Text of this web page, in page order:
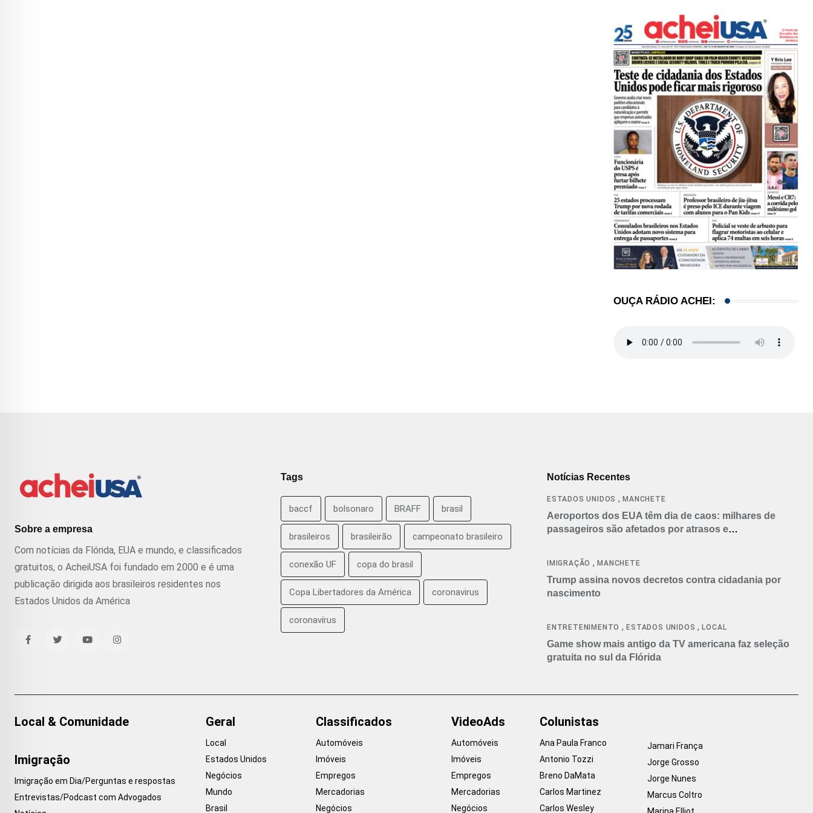
OUÇA RÁDIO ACHEI:
Sobre a empresa
Com notícias da Flórida, EUA e mundo, e classificados
gratuitos, o AcheiUSA foi fundado em 2000 e é uma
publicação dirigida aos brasileiros residentes nos
Estados Unidos da América
Tags
baccf bolsonaro BRAFF brasil
brasileiros brasileirão campeonato brasileiro
conexão UF copa do brasil
Copa Libertadores da América coronavirus
coronavírus
Notícias Recentes
ESTADOS UNIDOS ,MANCHETE
Aeroportos dos EUA têm dia de caos: milhares de
passageiros são afetados por atrasos e
IMIGRAÇÃO ,MANCHETE
Trump assina novos decretos contra cidadania por
nascimento
ENTRETENIMENTO ,ESTADOS UNIDOS ,LOCAL
Game show mais antigo da TV americana faz seleção
gratuita no sul da Flórida
Local & Comunidade
Imigração
Imigração em Dia/Perguntas e respostas
Entrevistas/Podcast com Advogados
Geral
Local
Estados Unidos
Negócios
Mundo
Brasil
Classificados
Automóveis
Imóveis
Empregos
Mercadorias
Negócios
VideoAds
Automóveis
Imóveis
Empregos
Mercadorias
Negócios
Colunistas
Ana Paula Franco
Antonio Tozzi
Breno DaMata
Carlos Martinez
Carlos Wesley
Jamari França
Jorge Grosso
Jorge Nunes
Marcus Coltro